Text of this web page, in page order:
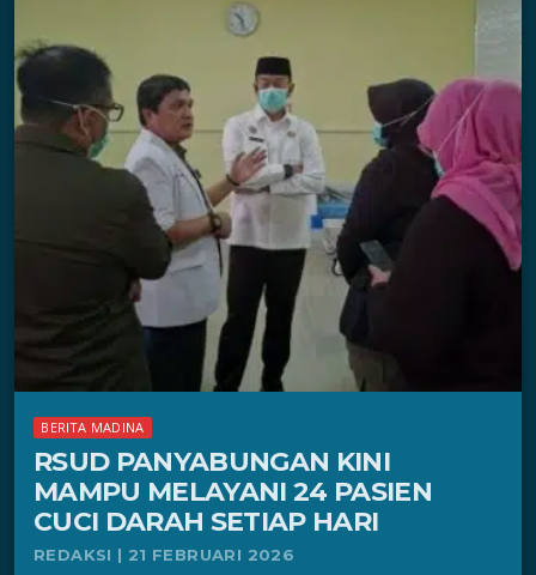
BERITA MADINA
RSUD PANYABUNGAN KINI
MAMPU MELAYANI 24 PASIEN
CUCI DARAH SETIAP HARI
REDAKSI | 21 FEBRUARI 2026